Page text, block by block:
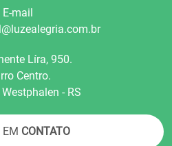
E-mail
Líra, 950.
Centro.
- RS
EM CONTATO